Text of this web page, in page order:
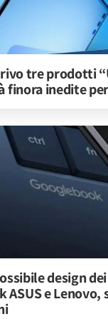
tre prodotti
inedite
design dei
ASUS e Lenovo,